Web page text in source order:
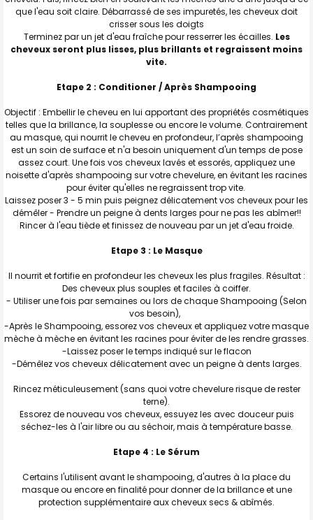
que l'eau soit claire. Débarrassé de ses impuretés, les cheveux doit
crisser sous les doigts
Terminez par un jet d'eau fraîche pour resserrer les écailles. Les
cheveux seront plus lisses, plus brillants et regraissent moins
vite.
Etape 2 : Conditioner / Après Shampooing
Objectif : Embellir le cheveu en lui apportant des propriétés cosmétiques
telles que la brillance, la souplesse ou encore le volume. Contrairement
au masque, qui nourrit le cheveu en profondeur, l’après shampooing
est un soin de surface et n'a besoin uniquement d'un temps de pose
assez court. Une fois vos cheveux lavés et essorés, appliquez une
noisette d'après shampooing sur votre chevelure, en évitant les racines
pour éviter qu'elles ne regraissent trop vite.
Laissez poser 3 - 5 min puis peignez délicatement vos cheveux pour les
démêler - Prendre un peigne à dents larges pour ne pas les abîmer!!
Rincer à l'eau tiède et finissez de nouveau par un jet d'eau froide.
Etape 3 : Le Masque
Il nourrit et fortifie en profondeur les cheveux les plus fragiles. Résultat :
Des cheveux plus souples et faciles à coiffer.
- Utiliser une fois par semaines ou lors de chaque Shampooing (Selon
vos besoin),
-Après le Shampooing, essorez vos cheveux et appliquez votre masque
mèche à mèche en évitant les racines pour éviter de les rendre grasses.
-Laissez poser le temps indiqué sur le flacon
-Démêlez vos cheveux délicatement avec un peigne à dents larges.
Rincez méticuleusement (sans quoi votre chevelure risque de rester
terne).
Essorez de nouveau vos cheveux, essuyez les avec douceur puis
séchez-les à l'air libre ou au séchoir, mais à température basse.
Etape 4 : Le Sérum
Certains l'utilisent avant le shampooing, d'autres à la place du
masque ou encore en finalité pour donner de la brillance et une
protection supplémentaire aux cheveux secs & abîmés.